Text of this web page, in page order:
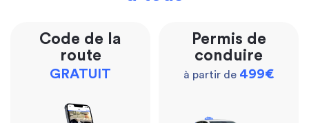
Code de la
route
GRATUIT
Permis de
conduire
à partir de 499€